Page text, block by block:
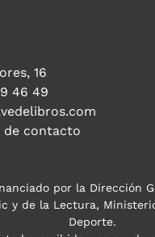
16
46 49
de contacto
por la Dirección
y de la Lectura,
Deporte.